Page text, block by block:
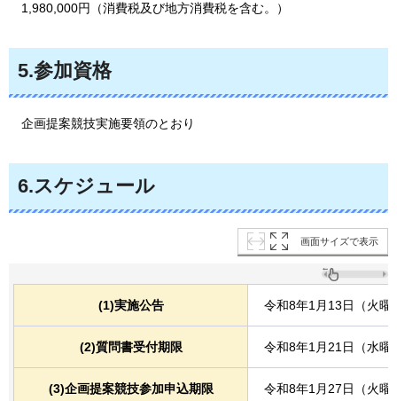
1,980,000円（消費税及び地方消費税を含む。）
5.参加資格
企画提案競技実施要領のとおり
6.スケジュール
画面サイズで表示
(1)実施公告 令和8年1月13日（火曜
(2)質問書受付期限 令和8年1月21日（水曜
(3)企画提案競技参加申込期限 令和8年1月27日（火曜